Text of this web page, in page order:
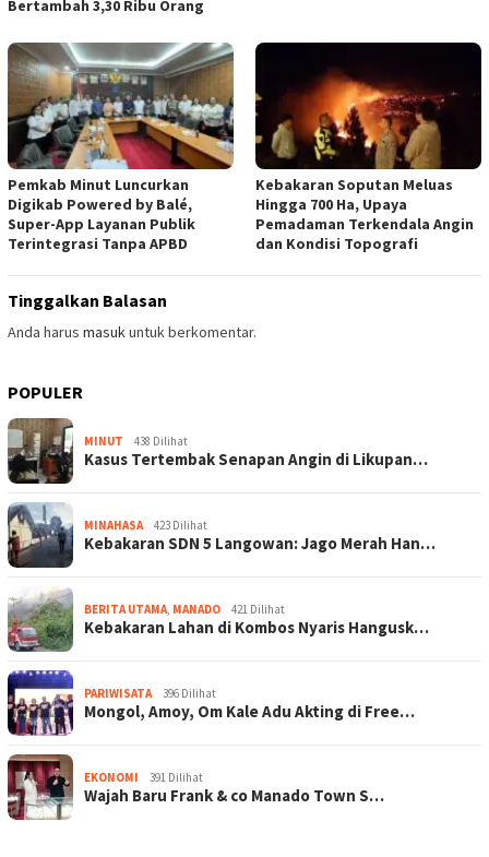
Bertambah 3,30 Ribu Orang
Pemkab Minut Luncurkan
Digikab Powered by Balé,
Super-App Layanan Publik
Terintegrasi Tanpa APBD
Kebakaran Soputan Meluas
Hingga 700 Ha, Upaya
Pemadaman Terkendala Angin
dan Kondisi Topografi
Tinggalkan Balasan
Anda harus masukuntuk berkomentar.
POPULER
MINUT 438 Dilihat
Kasus Tertembak Senapan Angin di Likupan…
MINAHASA 423 Dilihat
Kebakaran SDN 5 Langowan: Jago Merah Han…
BERITA UTAMA, MANADO 421 Dilihat
Kebakaran Lahan di Kombos Nyaris Hangusk…
PARIWISATA 396 Dilihat
Mongol, Amoy, Om Kale Adu Akting di Free…
EKONOMI 391 Dilihat
Wajah Baru Frank & co Manado Town S…